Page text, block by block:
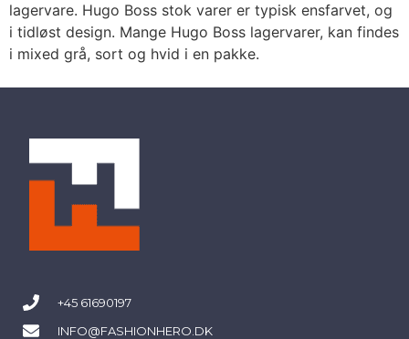
lagervare. Hugo Boss stok varer er typisk ensfarvet, og
i tidløst design. Mange Hugo Boss lagervarer, kan findes
i mixed grå, sort og hvid i en pakke.
+45 61690197
INFO@FASHIONHERO.DK